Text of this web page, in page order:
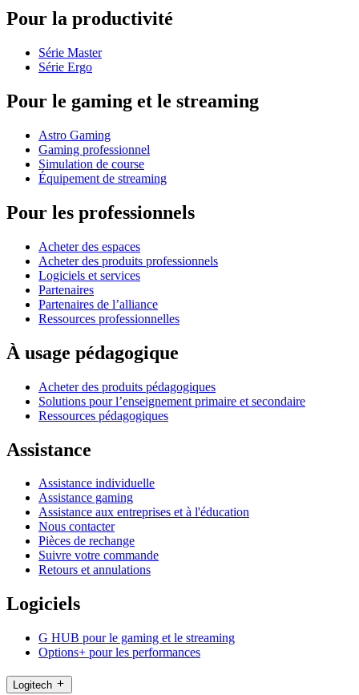
Pour la productivité
Série Master
Série Ergo
Pour le gaming et le streaming
Astro Gaming
Gaming professionnel
Simulation de course
Équipement de streaming
Pour les professionnels
Acheter des espaces
Acheter des produits professionnels
Logiciels et services
Partenaires
Partenaires de l’alliance
Ressources professionnelles
À usage pédagogique
Acheter des produits pédagogiques
Solutions pour l’enseignement primaire et secondaire
Ressources pédagogiques
Assistance
Assistance individuelle
Assistance gaming
Assistance aux entreprises et à l'éducation
Nous contacter
Pièces de rechange
Suivre votre commande
Retours et annulations
Logiciels
G HUB pour le gaming et le streaming
Options+ pour les performances
Logitech